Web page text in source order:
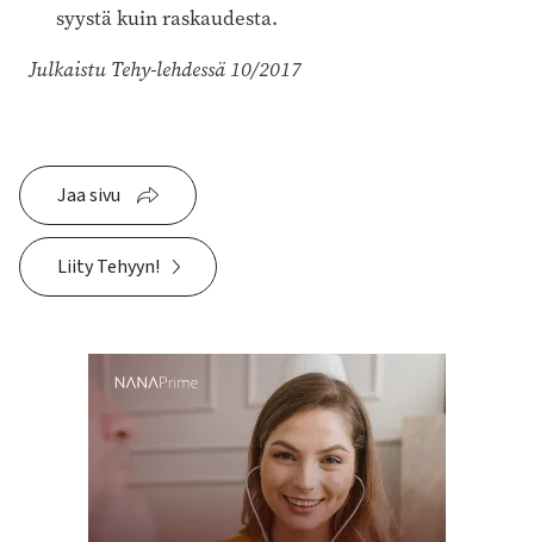
syystä kuin raskaudesta.
Julkaistu Tehy-lehdessä 10/2017
Jaa sivu
Liity Tehyyn!